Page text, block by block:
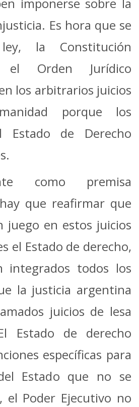
imponerse sobre la
Es hora que se
la Constitución
Orden Jurídico
los arbitrarios juicios
porque los
Estado de Derecho
como premisa
que reafirmar que
juego en estos juicios
el Estado de derecho,
todos los
la justicia argentina
juicios de lesa
Estado de derecho
específicas para
Estado que no se
el Poder Ejecutivo no